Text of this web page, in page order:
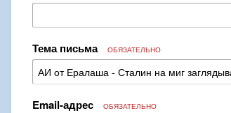
Тема письма ОБЯЗАТЕЛЬНО
Email-адрес ОБЯЗАТЕЛЬНО